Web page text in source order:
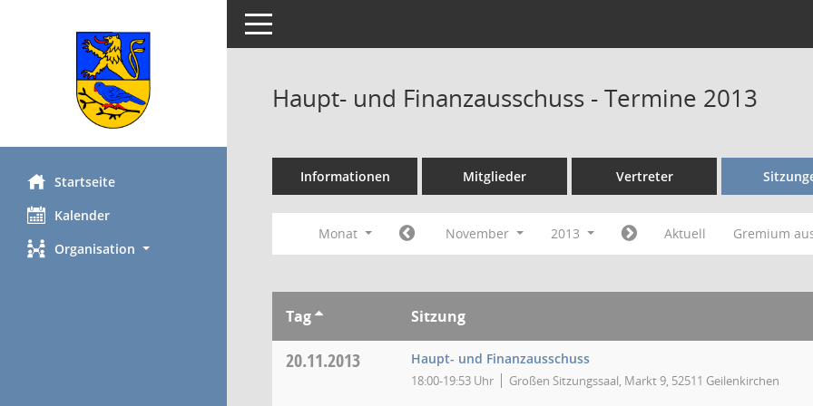
Startseite
Kalender
Organisation
Toggle navigation
Haupt- und Finanzausschuss - Termine 2013
Informationen Mitglieder Vertreter
Monat November 2013 Aktuell Gremium
Tag Sitzung
20.11.2013 Haupt- und Finanzausschuss
18:00-19:53 Uhr Großen Sitzungssaal, Markt 9, 52511 Geilenkirchen